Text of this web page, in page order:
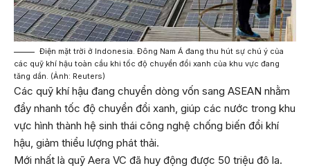
Điện mặt trời ở Indonesia. Đông Nam Á đang thu hút sự chú ý của
các quỹ khí hậu toàn cầu khi tốc độ chuyển đổi xanh của khu vực đang
tăng dần. (Ảnh: Reuters)
Các quỹ khí hậu đang chuyển dòng vốn sang ASEAN nhằm
đẩy nhanh tốc độ chuyển đổi xanh, giúp các nước trong khu
vực hình thành hệ sinh thái công nghệ chống biến đổi khí
hậu, giảm thiểu lượng phát thải.
Mới nhất là quỹ Aera VC đã huy động được 50 triệu đô la.